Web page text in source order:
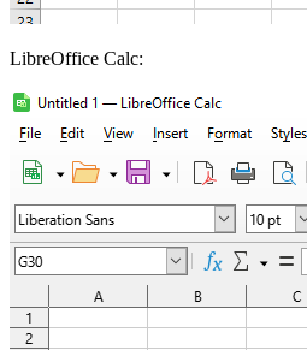
LibreOffice Calc: